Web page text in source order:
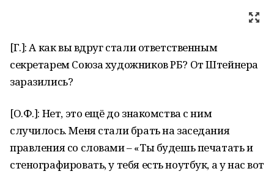
[Г.]: А как вы вдруг стали ответственным
секретарем Союза художников РБ? От Штейнера
заразились?
[О.Ф.]: Нет, это ещё до знакомства с ним
случилось. Меня стали брать на заседания
правления со словами – «Ты будешь печатать и
стенографировать, у тебя есть ноутбук, а у нас вот